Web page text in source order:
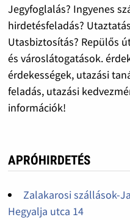
Jegyfoglalás? Ingyenes
hirdetésfeladás?
Utasbiztosítás? Repülős
és városlátogatások.
érdekességek, utazási
feladás, utazási
információk!
APRÓHIRDETÉS
Zalakarosi szállások-
Hegyalja utca 14